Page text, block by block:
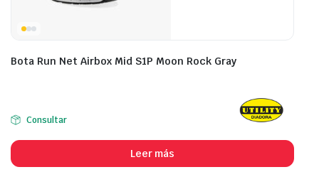
Bota Run Net Airbox Mid S1P Moon Rock Gray
Consultar
Leer más